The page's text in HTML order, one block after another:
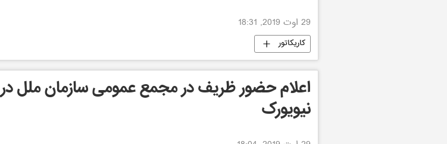
29 اوت 2019, 18:31
کاریکاتور
اعلام حضور ظریف در مجمع عمومی سازمان ملل در
نیویورک